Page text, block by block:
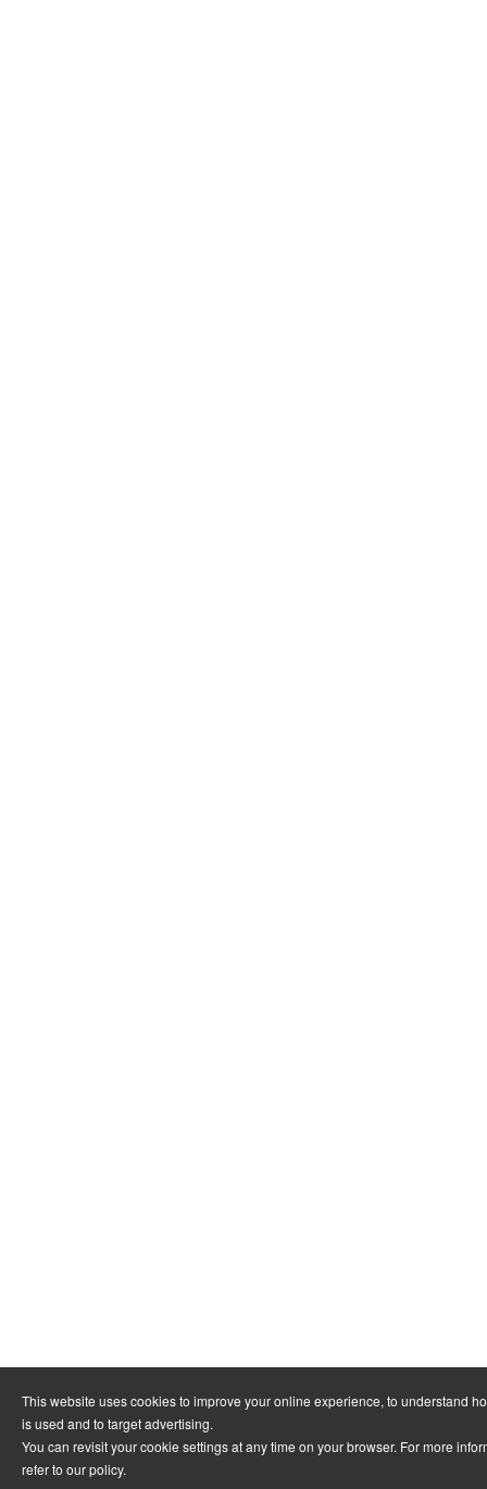
This website uses cookies to improve your online experience, to understand
is used and to target advertising.
You can revisit your cookie settings at any time on your browser. For more
refer to our policy.